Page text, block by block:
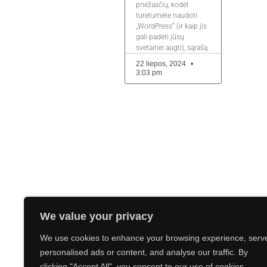
We value your privacy
We use cookies to enhance your browsing experience,
personalised ads or content, and analyse our traffic. By
priežasčių, kodėl
turėtumėte naudoti
„WordPress“ (ir kaip jis
gali padėti jūsų
svetainei augti), sąrašą.
22 liepos, 2024
3:03 pm